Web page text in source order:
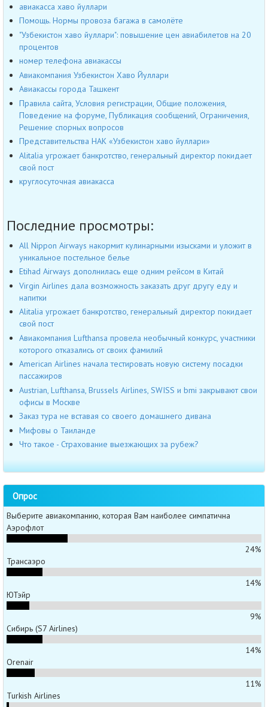
авиакасса хаво йуллари
Помощь. Нормы провоза багажа в самолёте
"Узбекистон хаво йуллари": повышение цен авиабилетов на 20
процентов
номер телефона авиакассы
Авиакомпания Узбекистон Хаво Йуллари
Авиакассы города Ташкент
Правила сайта, Условия регистрации, Общие положения,
Поведение на форуме, Публикация сообщений, Ограничения,
Решение спорных вопросов
Представительства НАК «Узбекистон хаво йуллари»
Alitalia угрожает банкротство, генеральный директор покидает
свой пост
круглосуточная авиакасса
Последние просмотры:
All Nippon Airways накормит кулинарными изысками и уложит в
уникальное постельное белье
Etihad Airways дополнилась еще одним рейсом в Китай
Virgin Airlines дала возможность заказать друг другу еду и
напитки
Alitalia угрожает банкротство, генеральный директор покидает
свой пост
Авиакомпания Lufthansa провела необычный конкурс, участники
которого отказались от своих фамилий
American Airlines начала тестировать новую систему посадки
пассажиров
Austrian, Lufthansa, Brussels Airlines, SWISS и bmi закрывают свои
офисы в Москве
Заказ тура не вставая со своего домашнего дивана
Мифовы о Таиланде
Что такое - Страхование выезжающих за рубеж?
Опрос
Выберите авиакомпанию, которая Вам наиболее симпатична
Аэрофлот
24%
Трансаэро
14%
ЮТэйр
9%
Сибирь (S7 Airlines)
14%
Orenair
11%
Turkish Airlines